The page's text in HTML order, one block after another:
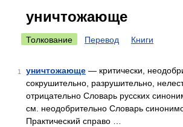
уничтожающе
Толкование Перевод Книги
1 уничтожающе — критически,
сокрушительно, разрушительно,
отрицательно Словарь русских
см. неодобрительно Словарь
Практический справо …